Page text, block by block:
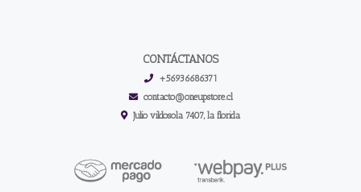
CONTÁCTANOS
+56936686371
contacto@oneupstore.cl
Julio vildosola 7407, la florida